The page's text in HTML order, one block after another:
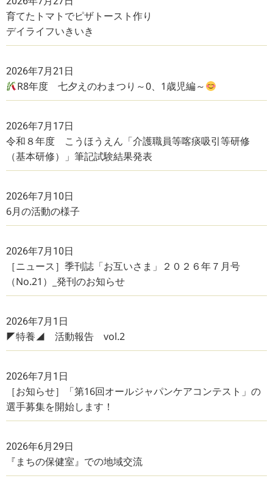
育てたトマトでピザトースト作り
デイライフいきいき
2026年7月21日
R8年度 七夕えのわまつり～0、1歳児編～
2026年7月17日
令和８年度 こうほうえん「介護職員等喀痰吸引等研修
（基本研修）」筆記試験結果発表
2026年7月10日
6月の活動の様子
2026年7月10日
［ニュース］季刊誌「お互いさま」２０２６年７月号
（No.21）_発刊のお知らせ
2026年7月1日
◤特養◢ 活動報告 vol.2
2026年7月1日
［お知らせ］「第16回オールジャパンケアコンテスト」の
選手募集を開始します！
2026年6月29日
『まちの保健室』での地域交流